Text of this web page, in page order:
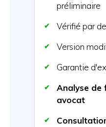
préliminaire
Vérifié par
Version
Garantie
Analyse de
avocat